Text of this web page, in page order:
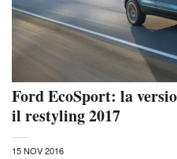
Ford EcoSport: la
il restyling 2017
15 NOV 2016